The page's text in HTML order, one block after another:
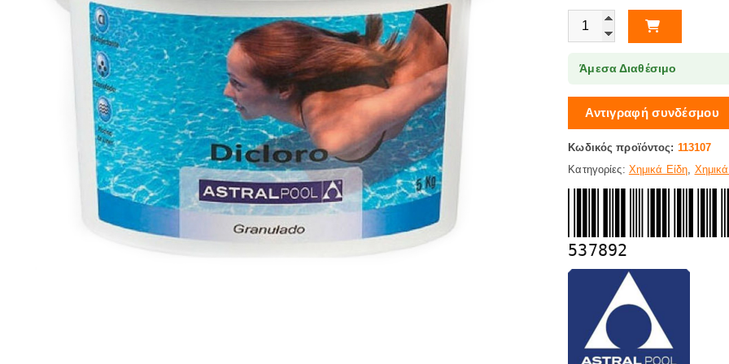
Δίχλωρο Κόκκοι 55% 10kg Astral
Άμεσα Διαθέσιμο
Αντιγραφή συνδέσμου
Κωδικός προϊόντος: 113107
Κατηγορίες: Χημικά Είδη
537892